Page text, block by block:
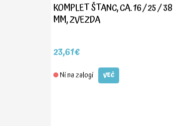
KOMPLET ŠTANC, CA. 16 / 25 / 38
MM, ZVEZDA
23,61€
Ni na zalogi VEČ